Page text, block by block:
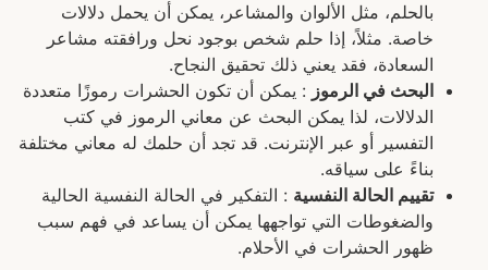
بالحلم، مثل الألوان والمشاعر، يمكن أن يحمل دلالات
خاصة. مثلاً، إذا حلم شخص بوجود نحل ورافقته مشاعر
السعادة، فقد يعني ذلك تحقيق النجاح.
البحث في الرموز : يمكن أن تكون الحشرات رموزًا متعددة
الدلالات، لذا يمكن البحث عن معاني الرموز في كتب
التفسير أو عبر الإنترنت. قد تجد أن حلمك له معاني مختلفة
بناءً على سياقه.
تقييم الحالة النفسية : التفكير في الحالة النفسية الحالية
والضغوطات التي تواجهها يمكن أن يساعد في فهم سبب
ظهور الحشرات في الأحلام.